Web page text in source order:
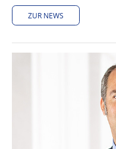
ZUR NEWS